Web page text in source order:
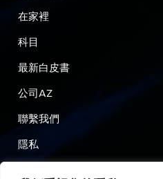
在家裡
科目
最新白皮書
公司AZ
聯繫我們
隱私